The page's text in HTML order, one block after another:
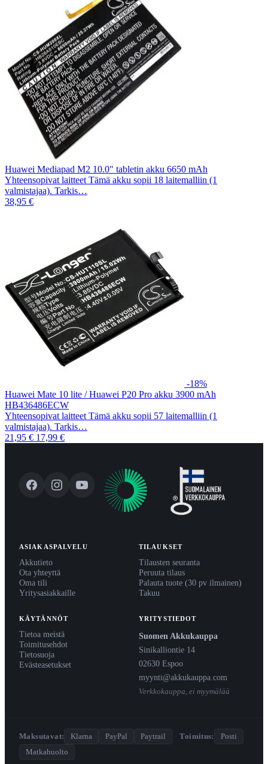
Huawei Mediapad M2 10.0" tabletin akku 6650 mAh
Yhteensopivat laitteet Tämä akku sopii 18 laitemalliin (1
valmistajaa). Tarkis…
38,95 €
-18%
Huawei Mate 10 lite / Huawei P20 Pro akku 3900 mAh
HB436486ECW
Yhteensopivat laitteet Tämä akku sopii 57 laitemalliin (1
valmistajaa). Tarkis…
21,95 € 17,99 €
ASIAKASPALVELU
Akkutieto
Ota yhteyttä
Oma tili
Yritysasiakkaille
TILAUKSET
Tilausten seuranta
Peruuta tilaus
Palauta tuote (30 pv ilmainen)
Takuu
KÄYTÄNNÖT
Tietoa meistä
Toimitusehdot
Tietosuoja
Evästeasetukset
YRITYSTIEDOT
Suomen Akkukauppa
Sinikalliontie 14
02630 Espoo
myynti@akkukauppa.com
Verkkokauppa, ei myymälää
Maksutavat: Klarna PayPal Paytrail · Toimitus:
Posti
Matkahuolto